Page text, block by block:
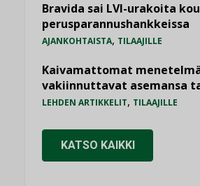
Bravida sai LVI-urakoita
perusparannushankkeissa
AJANKOHTAISTA, TILAAJILLE
Kaivamattomat
vakiinnuttavat asemansa
LEHDEN ARTIKKELIT, TILAAJILLE
KATSO KAIKKI